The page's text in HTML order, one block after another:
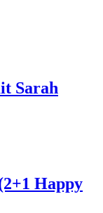
Sarah
Happy